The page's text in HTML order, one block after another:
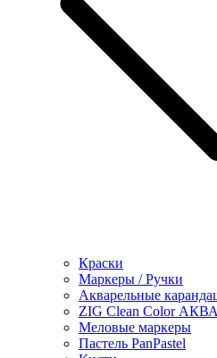
Краски
Маркеры / Ручки
Акварельные
ZIG Clean Color
Меловые маркеры
Пастель PanPastel